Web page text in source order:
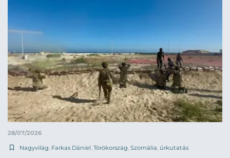
28/07/2026
Nagyvilág Farkas Dániel Törökország Szomália űrkutatás